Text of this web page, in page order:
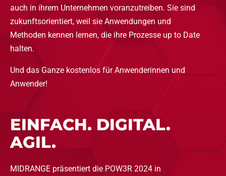
auch in ihrem Unternehmen voranzutreiben. Sie sind
zukunftsorientiert, weil sie Anwendungen und
Methoden kennen lernen, die ihre Prozesse up to Date
halten.
Und das Ganze kostenlos für Anwenderinnen und
Anwender!
EINFACH. DIGITAL.
AGIL.
MIDRANGE präsentiert die POW3R 2024 in